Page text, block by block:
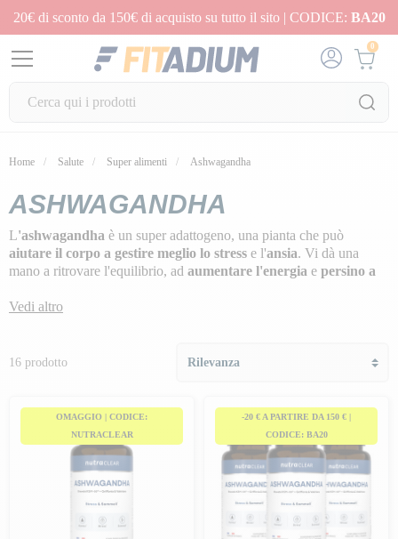
20€ di sconto da 150€ di acquisto su tutto il sito | CODICE: BA20
0
Home Salute Super alimenti Ashwagandha
ASHWAGANDHA
L'ashwagandha è un super adattogeno, una pianta che può
aiutare il corpo a gestire meglio lo stress e l'ansia. Vi dà una
mano a ritrovare l'equilibrio, ad aumentare l'energia e persino a
problema quando è troppo alto. Quindi, se desiderate più zen nella
vostra vita, un po' di questa pianta potrebbe essere il vostro nuovo
Vedi altro
16 prodotto
OMAGGIO | CODICE:
NUTRACLEAR
-20 € A PARTIRE DA 150 € |
CODICE: BA20